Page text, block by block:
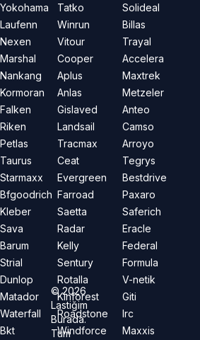
Yokohama
Laufenn
Nexen
Marshal
Nankang
Kormoran
Falken
Riken
Petlas
Taurus
Starmaxx
Bfgoodrich
Kleber
Sava
Barum
Strial
Dunlop
Matador
Waterfall
Bkt
Tatko
Winrun
Vitour
Cooper
Aplus
Anlas
Gislaved
Landsail
Tracmax
Ceat
Evergreen
Farroad
Saetta
Radar
Kelly
Sentury
Rotalla
Kinforest
Roadstone
Windforce
Solideal
Billas
Trayal
Accelera
Maxtrek
Metzeler
Anteo
Camso
Arroyo
Tegrys
Bestdrive
Paxaro
Saferich
Eracle
Federal
Formula
V-netik
Giti
Irc
Maxxis
©2026
Lastiğim
Burada.
Tüm